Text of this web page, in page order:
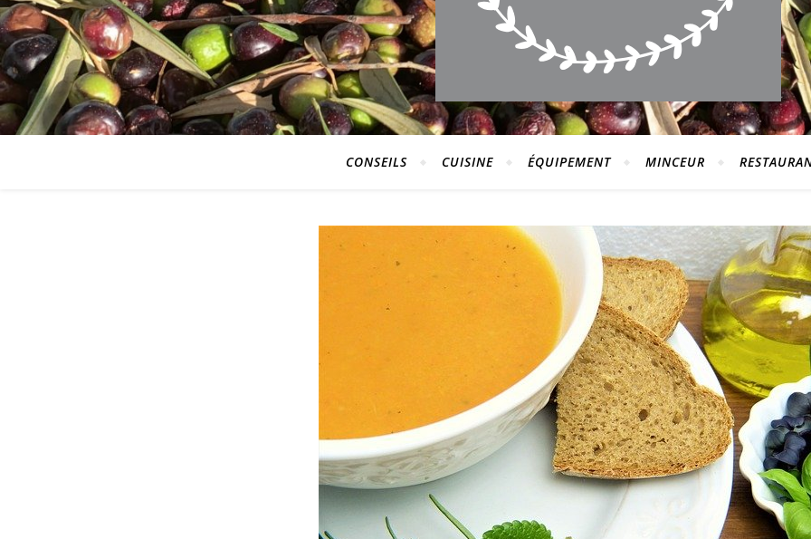
CONSEILS CUISINE ÉQUIPEMENT MINCEUR